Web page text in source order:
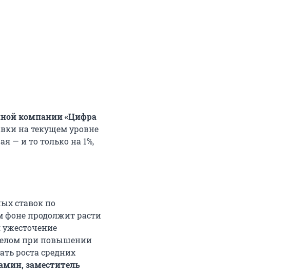
компании «Цифра
на текущем уровне
— и то только на 1%,
ставок по
фоне продолжит расти
при повышении
роста средних
заместитель